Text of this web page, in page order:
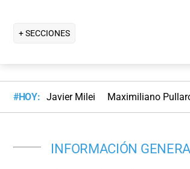
+ SECCIONES
#HOY: Javier Milei Maximiliano
INFORMACIÓN